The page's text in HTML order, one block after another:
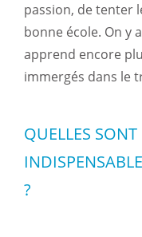
passion, de tenter
bonne école. On y
apprend encore
immergés dans le
QUELLES
?